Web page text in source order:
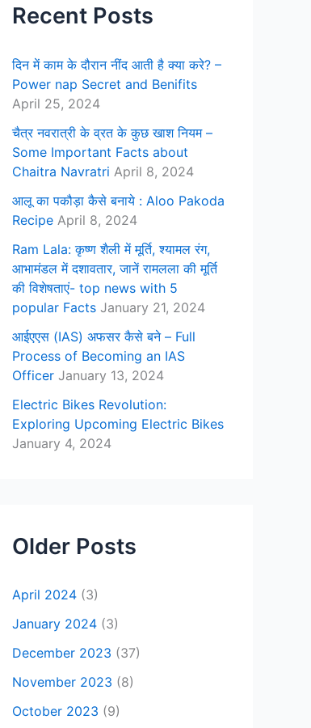
Recent Posts
दिन में काम के दौरान नींद आती है क्या करे? –
Power nap Secret and Benifits
April 25, 2024
चैत्र नवरात्री के व्रत के कुछ खाश नियम –
Some Important Facts about
Chaitra Navratri April 8, 2024
आलू का पकौड़ा कैसे बनाये : Aloo Pakoda
Recipe April 8, 2024
Ram Lala: कृष्ण शैली में मूर्ति, श्यामल रंग,
आभामंडल में दशावतार, जानें रामलला की मूर्ति
की विशेषताएं- top news with 5
popular Facts January 21, 2024
आईएएस (IAS) अफसर कैसे बने – Full
Process of Becoming an IAS
Officer January 13, 2024
Electric Bikes Revolution:
Exploring Upcoming Electric Bikes
January 4, 2024
Older Posts
April 2024 (3)
January 2024 (3)
December 2023 (37)
November 2023 (8)
October 2023 (9)